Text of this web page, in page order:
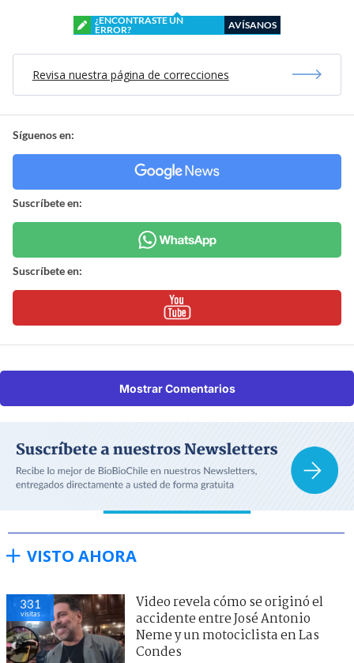
¿ENCONTRASTE UN
ERROR?
AVÍSANOS
Revisa nuestra página de correcciones
Síguenos en:
Suscríbete en:
Suscríbete en:
Mostrar Comentarios
VISTO AHORA
331
visitas
Video revela cómo se originó el
accidente entre José Antonio
Neme y un motociclista en Las
Condes